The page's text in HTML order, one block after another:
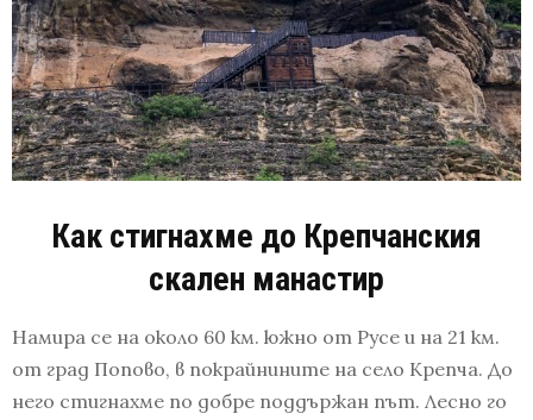
Как стигнахме до Крепчанския
скален манастир
Намира се на около 60 км. южно от Русе и на 21 км.
от град Попово, в покрайнините на село Крепча. До
него стигнахме по добре поддържан път. Лесно го